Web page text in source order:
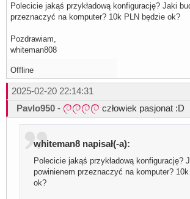
Polecicie jakąś przykładową konfigurację? Jaki
przeznaczyć na komputer? 10k PLN będzie ok?
Pozdrawiam,
whiteman808
Offline
2025-02-20 22:14:31
Pavlo950 - człowiek pasjonat :D
whiteman8 napisał(-a):
Polecicie jakąś przykładową konfigurację?
powinienem przeznaczyć na komputer?
ok?